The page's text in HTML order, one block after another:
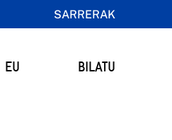
SARRERAK
EU BILATU